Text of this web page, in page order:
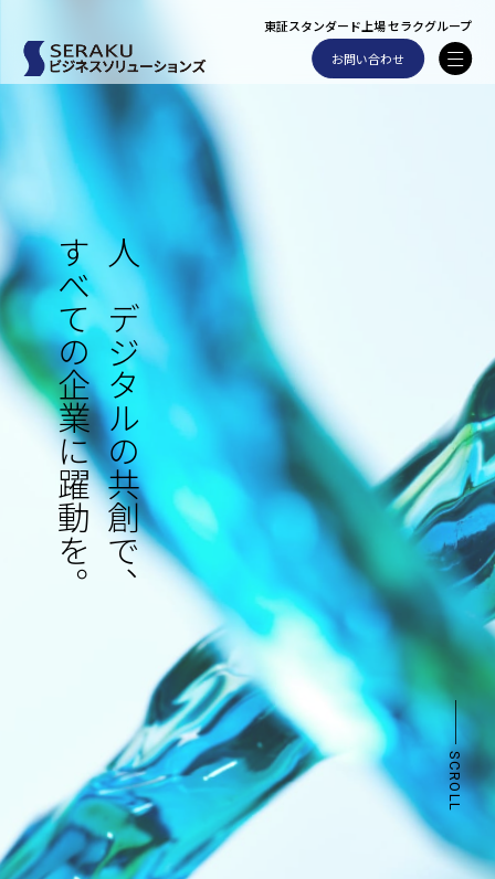
お問い合わせ
東証スタンダード上場 セラクグループ
人とデジタルの共創で、
すべての企業に躍動を。
SCROLL